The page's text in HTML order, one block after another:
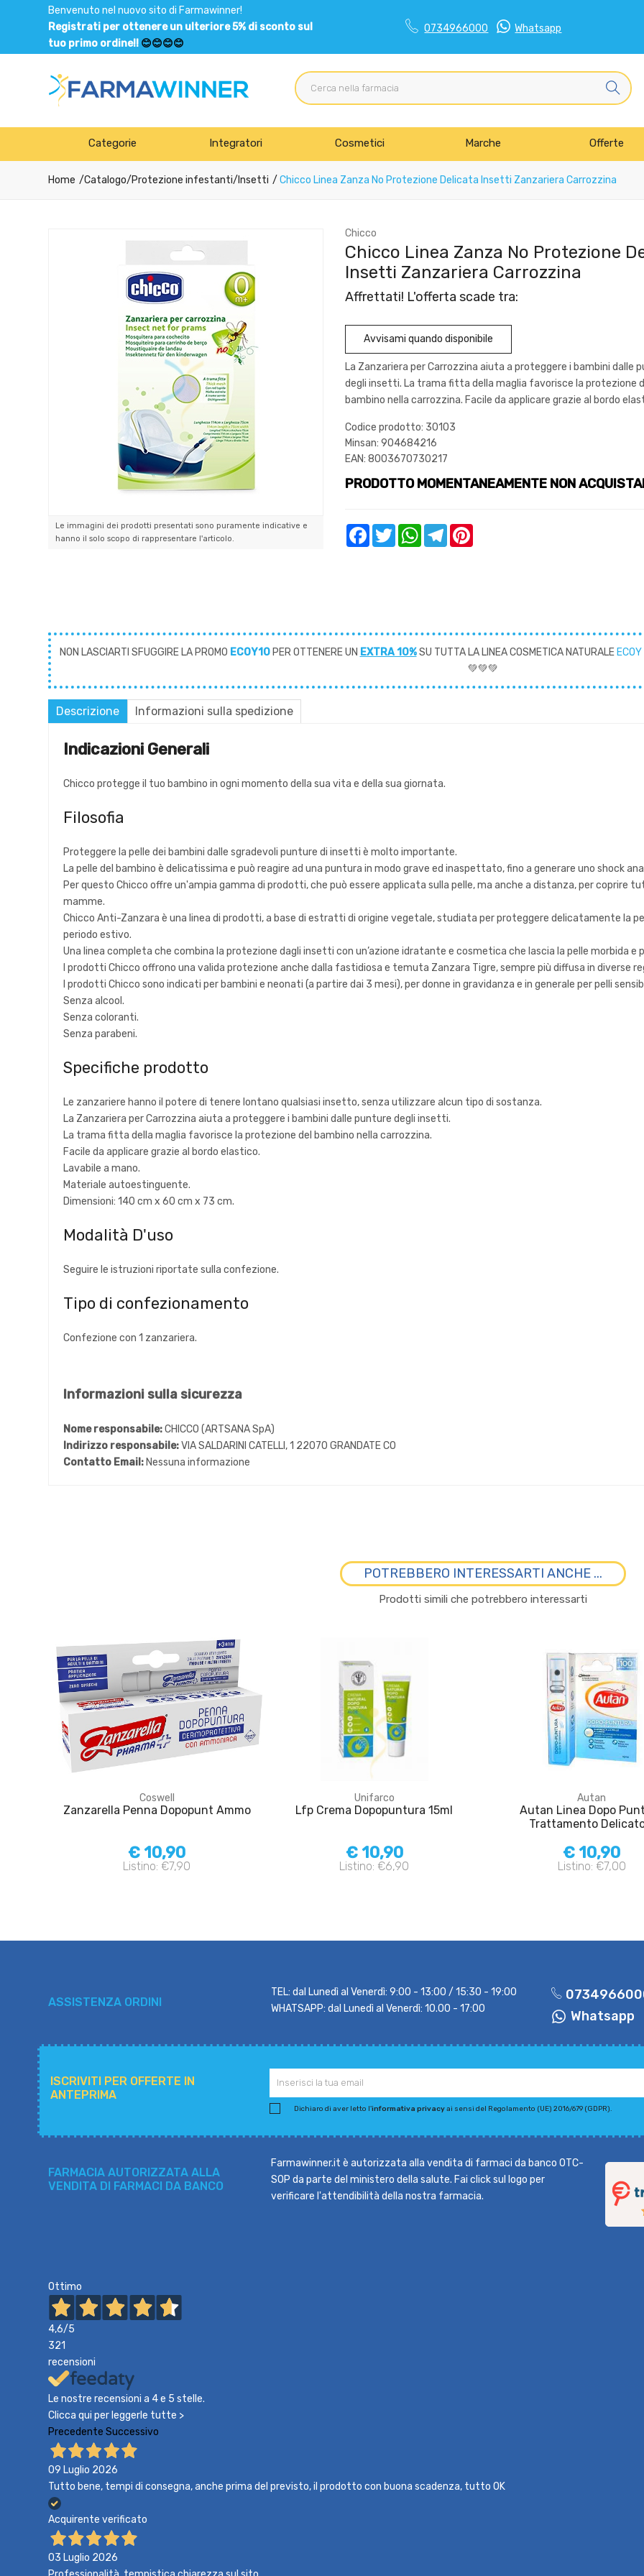
Benvenuto nel nuovo sito di Farmawinner!
Registrati per ottenere un ulteriore 5% di sconto sul
tuo primo ordine!! 😊😊😊😊
0734966000 Whatsapp
Categorie Integratori Cosmetici Marche Offerte
Home Catalogo/Protezione infestanti/ Insetti Chicco Linea Zanza No Protezione Delicata Insetti Zanzariera Carrozzina
Le immagini dei prodotti presentati sono puramente indicative e
hanno il solo scopo di rappresentare l'articolo.
Chicco
Chicco Linea Zanza No Protezione
Insetti Zanzariera Carrozzina
Affrettati! L'offerta scade tra:
Avvisami quando disponibile
La Zanzariera per Carrozzina aiuta a proteggere i bambini dalle
degli insetti. La trama fitta della maglia favorisce la protezione
bambino nella carrozzina. Facile da applicare grazie al bordo
Codice prodotto: 30103
Minsan:904684216
EAN: 8003670730217
PRODOTTO MOMENTANEAMENTE NON
FacebookTwitter WhatsAppTelegram
NON LASCIARTI SFUGGIRE LA PROMO ECOY10PER OTTENERE UN EXTRA 10%SU TUTTA LA LINEA COSMETICA NATURALE ECOY
💚💚💚
Descrizione Informazioni sulla spedizione
Indicazioni Generali
Chicco protegge il tuo bambino in ogni momento della sua vita e della sua giornata.
Filosofia
Proteggere la pelle dei bambini dalle sgradevoli punture di insetti è molto importante.
La pelle del bambino è delicatissima e può reagire ad una puntura in modo grave ed inaspettato, fino a generare uno shock
Per questo Chicco offre un'ampia gamma di prodotti, che può essere applicata sulla pelle, ma anche a distanza, per coprire
mamme.
Chicco Anti-Zanzara è una linea di prodotti, a base di estratti di origine vegetale, studiata per proteggere delicatamente la
periodo estivo.
Una linea completa che combina la protezione dagli insetti con un’azione idratante e cosmetica che lascia la pelle morbida
I prodotti Chicco offrono una valida protezione anche dalla fastidiosa e temuta Zanzara Tigre, sempre più diffusa in diverse
I prodotti Chicco sono indicati per bambini e neonati (a partire dai 3 mesi), per donne in gravidanza e in generale per pelli
Senza alcool.
Senza coloranti.
Senza parabeni.
Specifiche prodotto
Le zanzariere hanno il potere di tenere lontano qualsiasi insetto, senza utilizzare alcun tipo di sostanza.
La Zanzariera per Carrozzina aiuta a proteggere i bambini dalle punture degli insetti.
La trama fitta della maglia favorisce la protezione del bambino nella carrozzina.
Facile da applicare grazie al bordo elastico.
Lavabile a mano.
Materiale autoestinguente.
Dimensioni: 140 cm x 60 cm x 73 cm.
Modalità D'uso
Seguire le istruzioni riportate sulla confezione.
Tipo di confezionamento
Confezione con 1 zanzariera.
Informazioni sulla sicurezza
Nome responsabile:CHICCO (ARTSANA SpA)
Indirizzo responsabile:VIA SALDARINI CATELLI, 1 22070 GRANDATE CO
Contatto Email: Nessuna informazione
POTREBBERO INTERESSARTI ANCHE ...
Prodotti simili che potrebbero interessarti
Coswell
Zanzarella Penna Dopopunt Ammo
€ 10,90
Listino: €7,90
Unifarco
Lfp Crema Dopopuntura 15ml
€ 10,90
Listino: €6,90
Autan
Autan Linea Dopo
Trattamento
€ 10,90
Listino: €7,00
ASSISTENZA ORDINI
TEL: dal Lunedì al Venerdì: 9:00 - 13:00 / 15:30 - 19:00
WHATSAPP: dal Lunedì al Venerdì: 10.00 - 17:00
Whatsapp
ISCRIVITI PER OFFERTE IN
ANTEPRIMA
Dichiaro di aver letto l'informativa privacyai sensi del Regolamento (UE) 2016/679 (GDPR).
FARMACIA AUTORIZZATA ALLA
VENDITA DI FARMACI DA BANCO
Farmawinner.it è autorizzata alla vendita di farmaci da banco OTC-
SOP da parte del ministero della salute. Fai click sul logo per
verificare l'attendibilità della nostra farmacia.
Ottimo
4,6/5
321
recensioni
Le nostre recensioni a 4 e 5 stelle.
Clicca qui per leggerle tutte >
Precedente Successivo
09 Luglio 2026
Tutto bene, tempi di consegna, anche prima del previsto, il prodotto con buona scadenza, tutto OK
Acquirente verificato
03 Luglio 2026